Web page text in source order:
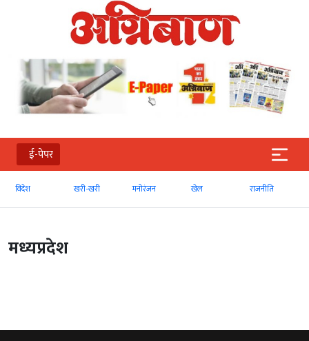
ई-पेपर
विदेश खरी-खरी मनोरंजन खेल राजनीति
मध्‍यप्रदेश